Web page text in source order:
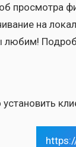
про­смот­ра
на